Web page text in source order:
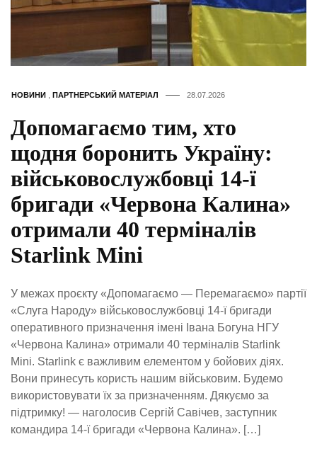
НОВИНИ ПАРТНЕРСЬКИЙ МАТЕРІАЛ 28.07.2026
Допомагаємо тим, хто
щодня боронить Україну:
військовослужбовці 14-ї
бригади «Червона Калина»
отримали 40 терміналів
Starlink Mini
У межах проєкту «Допомагаємо — Перемагаємо» партії
«Слуга Народу» військовослужбовці 14-ї бригади
оперативного призначення імені Івана Богуна НГУ
«Червона Калина» отримали 40 терміналів Starlink
Mini. Starlink є важливим елементом у бойових діях.
Вони принесуть користь нашим військовим. Будемо
використовувати їх за призначенням. Дякуємо за
підтримку! — наголосив Сергій Савічев, заступник
командира 14-ї бригади «Червона Калина». […]